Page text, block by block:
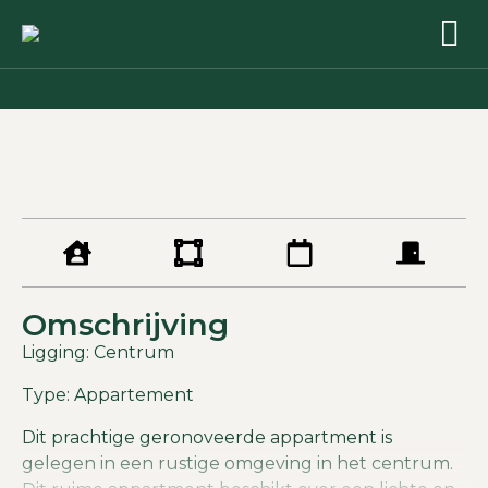
Omschrijving
Ligging: Centrum
Type: Appartement
Dit prachtige geronoveerde appartment is
gelegen in een rustige omgeving in het centrum.